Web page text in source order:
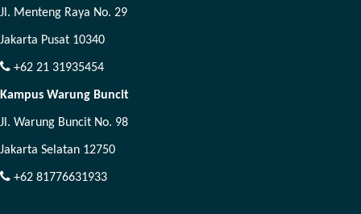
Jl. Menteng Raya No. 29
Jakarta Pusat 10340
+62 21 31935454
Kampus Warung Buncit
Jl. Warung Buncit No. 98
Jakarta Selatan 12750
+62 81776631933